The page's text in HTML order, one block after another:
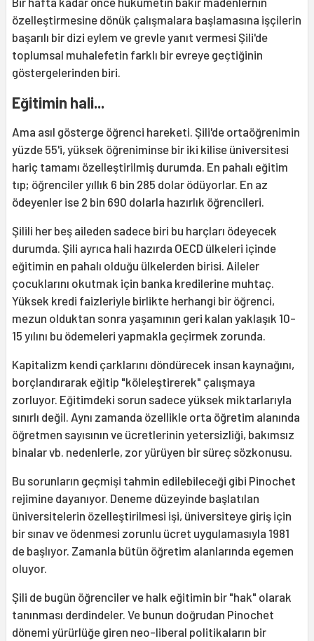
özelleştirmesine dönük çalışmalara başlamasına işçilerin
başarılı bir dizi eylem ve grevle yanıt vermesi Şili'de
toplumsal muhalefetin farklı bir evreye geçtiğinin
göstergelerinden biri.
Eğitimin hali...
Ama asıl gösterge öğrenci hareketi. Şili'de ortaöğrenimin
yüzde 55'i, yüksek öğreniminse bir iki kilise üniversitesi
hariç tamamı özelleştirilmiş durumda. En pahalı eğitim
tıp; öğrenciler yıllık 6 bin 285 dolar ödüyorlar. En az
ödeyenler ise 2 bin 690 dolarla hazırlık öğrencileri.
Şilili her beş aileden sadece biri bu harçları ödeyecek
durumda. Şili ayrıca hali hazırda OECD ülkeleri içinde
eğitimin en pahalı olduğu ülkelerden birisi. Aileler
çocuklarını okutmak için banka kredilerine muhtaç.
Yüksek kredi faizleriyle birlikte herhangi bir öğrenci,
mezun olduktan sonra yaşamının geri kalan yaklaşık 10-
15 yılını bu ödemeleri yapmakla geçirmek zorunda.
Kapitalizm kendi çarklarını döndürecek insan kaynağını,
borçlandırarak eğitip "köleleştirerek" çalışmaya
zorluyor. Eğitimdeki sorun sadece yüksek miktarlarıyla
sınırlı değil. Aynı zamanda özellikle orta öğretim alanında
öğretmen sayısının ve ücretlerinin yetersizliği, bakımsız
binalar vb. nedenlerle, zor yürüyen bir süreç sözkonusu.
Bu sorunların geçmişi tahmin edilebileceği gibi Pinochet
rejimine dayanıyor. Deneme düzeyinde başlatılan
üniversitelerin özelleştirilmesi işi, üniversiteye giriş için
bir sınav ve ödenmesi zorunlu ücret uygulamasıyla 1981
de başlıyor. Zamanla bütün öğretim alanlarında egemen
oluyor.
Şili de bugün öğrenciler ve halk eğitimin bir "hak" olarak
tanınması derdindeler. Ve bunun doğrudan Pinochet
dönemi yürürlüğe giren neo-liberal politikaların bir